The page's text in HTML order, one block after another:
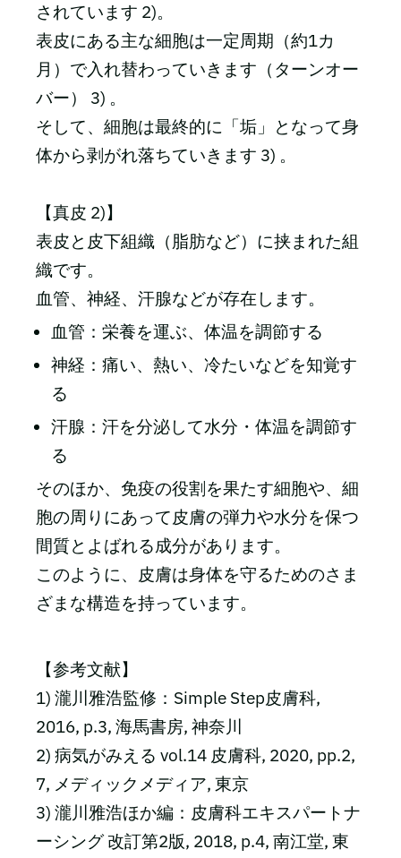
されています 2)。
表皮にある主な細胞は一定周期（約1カ
月）で入れ替わっていきます（ターンオー
バー） 3) 。
そして、細胞は最終的に「垢」となって身
体から剥がれ落ちていきます 3) 。
【真皮 2)】
表皮と皮下組織（脂肪など）に挟まれた組
織です。
血管、神経、汗腺などが存在します。
血管：栄養を運ぶ、体温を調節する
神経：痛い、熱い、冷たいなどを知覚す
る
汗腺：汗を分泌して水分・体温を調節す
る
そのほか、免疫の役割を果たす細胞や、細
胞の周りにあって皮膚の弾力や水分を保つ
間質とよばれる成分があります。
このように、皮膚は身体を守るためのさま
ざまな構造を持っています。
【参考文献】
1) 瀧川雅浩監修：Simple Step皮膚科,
2016, p.3, 海馬書房, 神奈川
2) 病気がみえる vol.14 皮膚科, 2020, pp.2,
7, メディックメディア, 東京
3) 瀧川雅浩ほか編：皮膚科エキスパートナ
ーシング 改訂第2版, 2018, p.4, 南江堂, 東